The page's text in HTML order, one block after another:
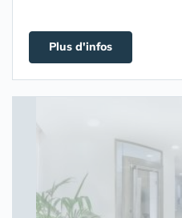
Plus d'infos